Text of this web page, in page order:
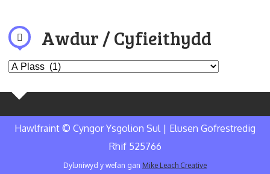
Awdur / Cyfieithydd
Hawlfraint © Cyngor Ysgolion Sul | Elusen Gofrestredig
Rhif 525766
Dyluniwyd y wefan gan Mike Leach Creative